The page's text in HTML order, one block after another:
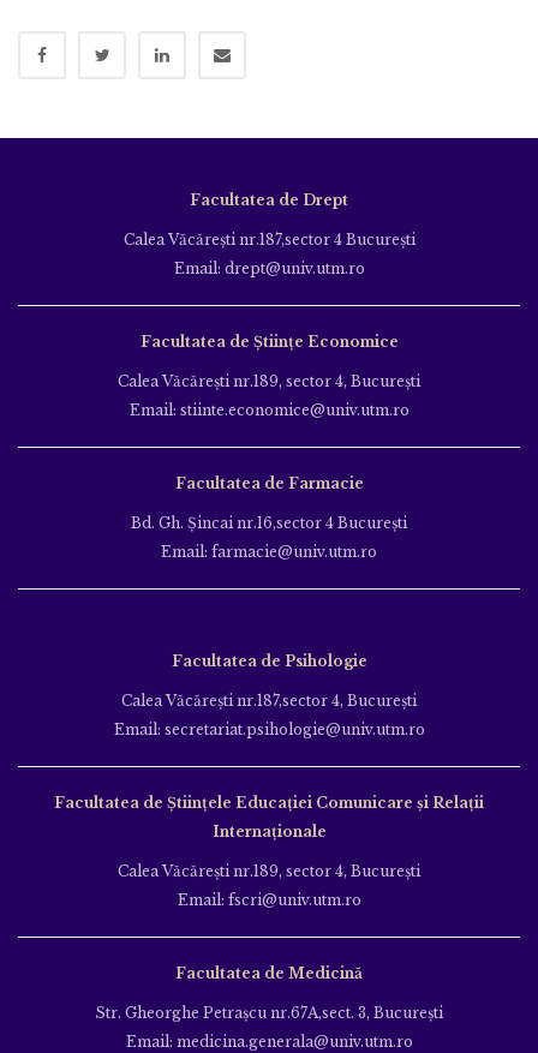
Facultatea de Drept
Calea Văcăreşti nr.187,sector 4 Bucureşti
Email: drept@univ.utm.ro
Facultatea de Științe Economice
Calea Văcăreşti nr.189, sector 4, Bucureşti
Email: stiinte.economice@univ.utm.ro
Facultatea de Farmacie
Bd. Gh. Şincai nr.16,sector 4 Bucureşti
Email: farmacie@univ.utm.ro
Facultatea de Psihologie
Calea Văcăreşti nr.187,sector 4, Bucureşti
Email: secretariat.psihologie@univ.utm.ro
Facultatea de Ştiinţele Educației Comunicare și Relații
Internaționale
Calea Văcăreşti nr.189, sector 4, Bucureşti
Email: fscri@univ.utm.ro
Facultatea de Medicină
Str. Gheorghe Petraşcu nr.67A,sect. 3, Bucureşti
Email: medicina.generala@univ.utm.ro